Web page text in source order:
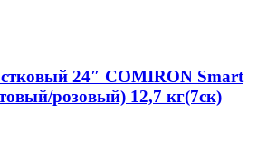
24″ COMIRON Smart
розовый) 12,7 кг(7ск)